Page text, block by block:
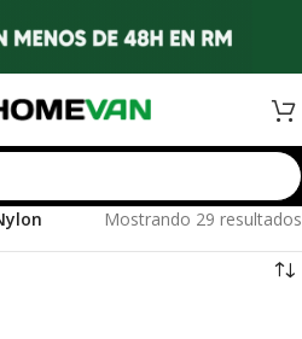
Mostrando 29 resultados